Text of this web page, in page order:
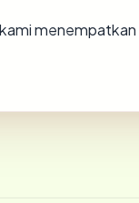
menempatkan